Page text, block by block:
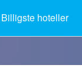
Billigste hoteller